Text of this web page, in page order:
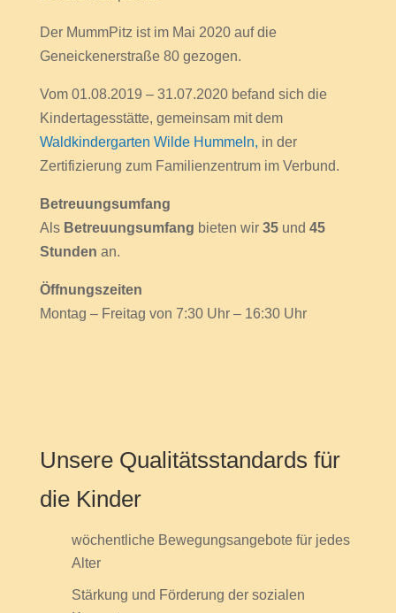
Der MummPitz ist im Mai 2020 auf die
Geneickenerstraße 80 gezogen.
Vom 01.08.2019 – 31.07.2020 befand sich die
Kindertagesstätte, gemeinsam mit dem
Waldkindergarten Wilde Hummeln, in der
Zertifizierung zum Familienzentrum im Verbund.
Betreuungsumfang
Als Betreuungsumfang bieten wir 35und 45
Stunden an.
Öffnungszeiten
Montag – Freitag von 7:30 Uhr – 16:30 Uhr
Unsere Qualitätsstandards für
die Kinder
wöchentliche Bewegungsangebote für jedes
Alter
Stärkung und Förderung der sozialen